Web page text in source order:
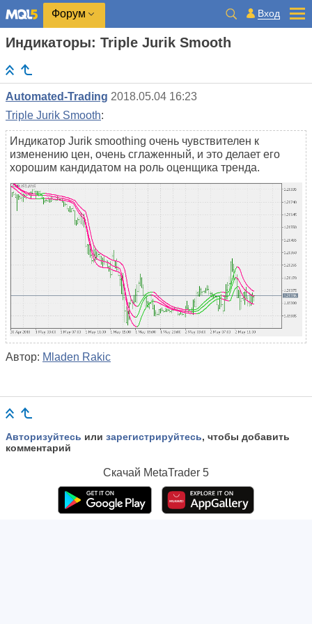
Форум Вход
Индикаторы: Triple Jurik Smooth
Automated-Trading 2018.05.04 16:23
Triple Jurik Smooth:
Индикатор Jurik smoothing очень чувствителен к
изменению цен, очень сглаженный, и это делает его
хорошим кандидатом на роль оценщика тренда.
Автор: Mladen Rakic
Авторизуйтесь или зарегистрируйтесь, чтобы добавить
комментарий
Скачай MetaTrader 5